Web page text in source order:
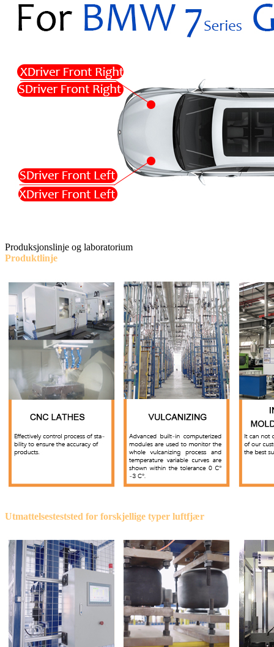
Produksjonslinje og laboratorium
Produktlinje
Utmattelsesteststed for forskjellige typer luftfjær